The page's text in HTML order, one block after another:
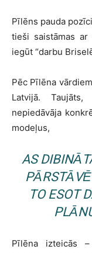
Pīlēns pauda
tieši saistāmas
iegūt “darbu
Pēc Pīlēna
Latvijā.
nepiedāvāja
modeļus,
AS
TO ESOT
Pīlēna izteicās